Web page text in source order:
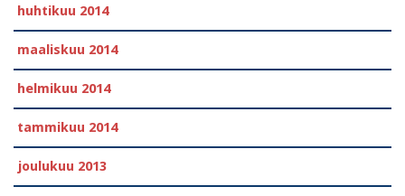
huhtikuu 2014
maaliskuu 2014
helmikuu 2014
tammikuu 2014
joulukuu 2013